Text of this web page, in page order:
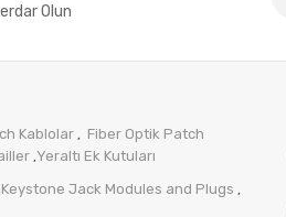
Olun
Kablolar , Fiber Optik Patch
,Yeraltı Ek Kutuları
Keystone Jack Modules and Plugs ,